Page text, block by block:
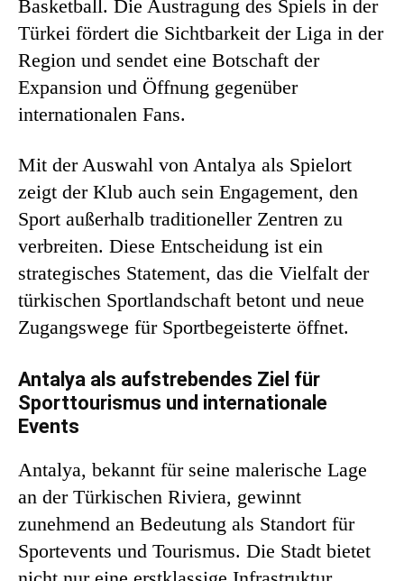
Basketball. Die Austragung des Spiels in der
Türkei fördert die Sichtbarkeit der Liga in der
Region und sendet eine Botschaft der
Expansion und Öffnung gegenüber
internationalen Fans.
Mit der Auswahl von Antalya als Spielort
zeigt der Klub auch sein Engagement, den
Sport außerhalb traditioneller Zentren zu
verbreiten. Diese Entscheidung ist ein
strategisches Statement, das die Vielfalt der
türkischen Sportlandschaft betont und neue
Zugangswege für Sportbegeisterte öffnet.
Antalya als aufstrebendes Ziel für
Sporttourismus und internationale
Events
Antalya, bekannt für seine malerische Lage
an der Türkischen Riviera, gewinnt
zunehmend an Bedeutung als Standort für
Sportevents und Tourismus. Die Stadt bietet